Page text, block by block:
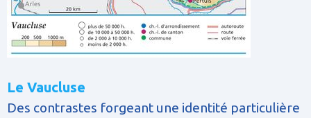
Le Vaucluse
Des contrastes forgeant une identité particulière